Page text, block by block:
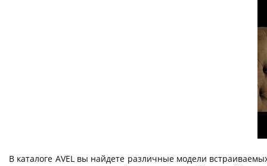
В каталоге AVEL вы найдете различные модели